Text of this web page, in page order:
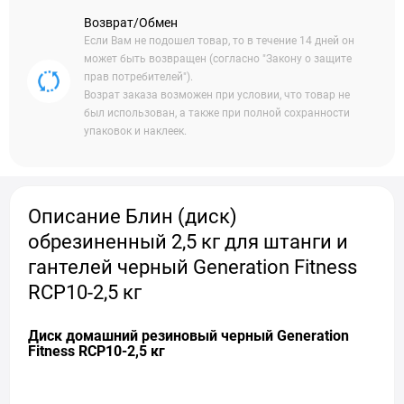
Возврат/Обмен
Если Вам не подошел товар, то в течение 14 дней он
может быть возвращен (согласно "Закону о защите
прав потребителей").
Возрат заказа возможен при условии, что товар не
был использован, а также при полной сохранности
упаковок и наклеек.
Описание Блин (диск)
обрезиненный 2,5 кг для штанги и
гантелей черный Generation Fitness
RCP10-2,5 кг
Диск домашний резиновый черный Generation
Fitness RCP10-2,5 кг